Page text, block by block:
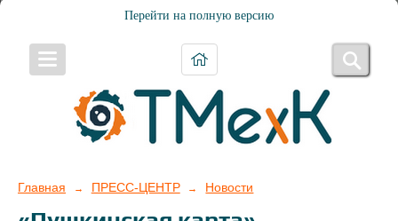
Перейти на полную версию
Главная → ПРЕСС-ЦЕНТР → Новости